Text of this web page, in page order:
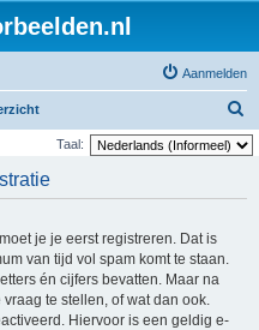
Aanmelden
o
Taal:
je je eerst registreren. Dat is
van tijd vol spam komt te staan.
én cijfers bevatten. Maar na
te stellen, of wat dan ook.
Hiervoor is een geldig e-